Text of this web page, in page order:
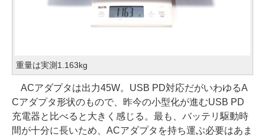
重量は実測1.163kg
ACアダプタは出力45W。USB PD対応だがいわゆるA
Cアダプタ形状のもので、昨今の小型化が進むUSB PD
充電器と比べると大きく感じる。最も、バッテリ駆動時
間が十分に長いため、ACアダプタを持ち運ぶ必要はあま